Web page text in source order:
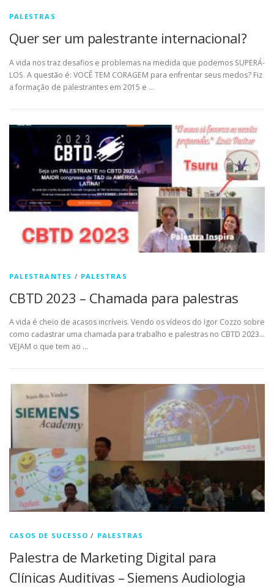
PALESTRAS
Quer ser um palestrante internacional?
A vida nos traz desafios e problemas na medida que podemos SUPERÁ-
LOS. A questão é: VOCÊ TEM CORAGEM para enfrentar seus medos? Fiz
a formação de palestrantes em 2015 e …
PALESTRANTES / PALESTRAS
CBTD 2023 – Chamada para palestras
A vida é cheio de acasos incríveis. Vendo os vídeos do Igor Cozzo sobre
como cadastrar uma chamada para trabalho e palestras no CBTD 2023…
VEJAM o que tem ao …
CASOS DE SUCESSO / PALESTRAS
Palestra de Marketing Digital para
Clínicas Auditivas – Siemens Audiologia